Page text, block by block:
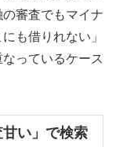
審査でもマイナ
も借りれない」
っているケース
甘い」で検索